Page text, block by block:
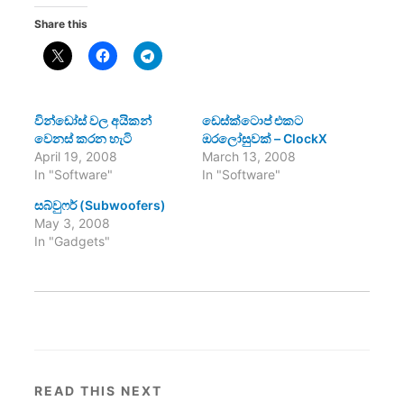
Share this
වින්ඩෝස් වල අයිකන්
වෙනස් කරන හැටි
April 19, 2008
In "Software"
ඩෙස්ක්ටොප් එකට
ඔරලෝසුවක් – ClockX
March 13, 2008
In "Software"
සබ්වුෆර් (Subwoofers)
May 3, 2008
In "Gadgets"
READ THIS NEXT